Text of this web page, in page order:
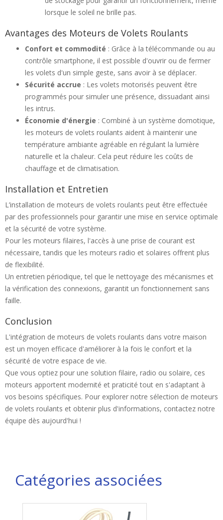
lorsque le soleil ne brille pas.
Avantages des Moteurs de Volets Roulants
Confort et commodité : Grâce à la télécommande ou au
contrôle smartphone, il est possible d'ouvrir ou de fermer
les volets d'un simple geste, sans avoir à se déplacer.
Sécurité accrue : Les volets motorisés peuvent être
programmés pour simuler une présence, dissuadant ainsi
les intrus.
Économie d'énergie : Combiné à un système domotique,
les moteurs de volets roulants aident à maintenir une
température ambiante agréable en régulant la lumière
naturelle et la chaleur. Cela peut réduire les coûts de
chauffage et de climatisation.
Installation et Entretien
L’installation de moteurs de volets roulants peut être effectuée
par des professionnels pour garantir une mise en service optimale
et la sécurité de votre système.
Pour les moteurs filaires, l'accès à une prise de courant est
nécessaire, tandis que les moteurs radio et solaires offrent plus
de flexibilité.
Un entretien périodique, tel que le nettoyage des mécanismes et
la vérification des connexions, garantit un fonctionnement sans
faille.
Conclusion
L'intégration de moteurs de volets roulants dans votre maison
est un moyen efficace d'améliorer à la fois le confort et la
sécurité de votre espace de vie.
Que vous optiez pour une solution filaire, radio ou solaire, ces
moteurs apportent modernité et praticité tout en s'adaptant à
vos besoins spécifiques. Pour explorer notre sélection de moteurs
de volets roulants et obtenir plus d'informations, contactez notre
équipe dès aujourd'hui !
Catégories associées